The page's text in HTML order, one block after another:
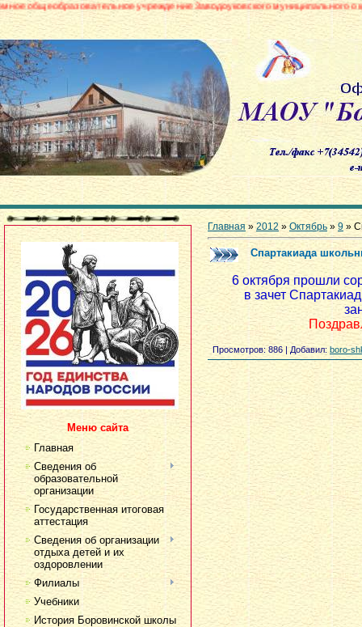
учреждение Заводоуковского муниципального округа
Меню сайта
Главная
Сведения об
образовательной
организации
Государственная итоговая
аттестация
Сведения об организации
отдыха детей и их
оздоровлении
Филиалы
Учебники
История Боровинской школы
Главная »2012 » Октябрь » 9 »
Спартакиада
6 октября прошли
в зачет
Просмотров: 886 | Добавил: boro-